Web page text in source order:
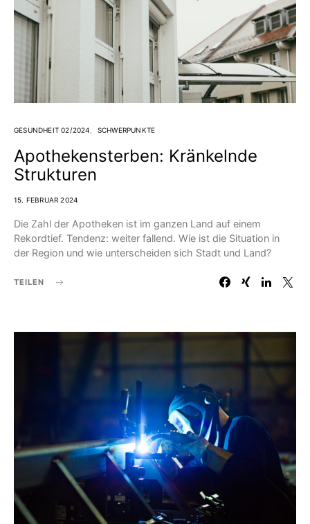
GESUNDHEIT 02/2024 SCHWERPUNKTE
Apothekensterben: Kränkelnde
Strukturen
15. FEBRUAR 2024
Die Zahl der Apotheken ist im ganzen Land auf einem
Rekordtief. Tendenz: weiter fallend. Wie ist die Situation in
der Region und wie unterscheiden sich Stadt und Land?
TEILEN